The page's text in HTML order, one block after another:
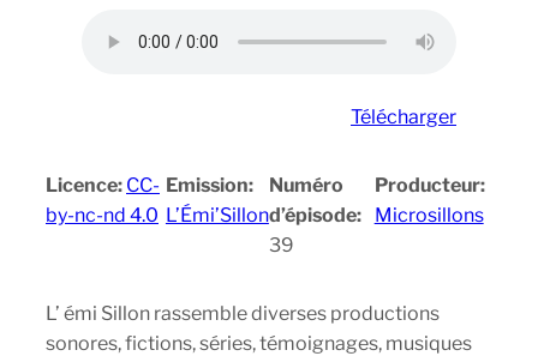
Télécharger
Licence: CC-
by-nc-nd 4.0
Emission:
L’Émi’Sillon
Numéro
d’épisode:
39
Producteur:
Microsillons
L’ émi Sillon rassemble diverses productions
sonores, fictions, séries, témoignages, musiques